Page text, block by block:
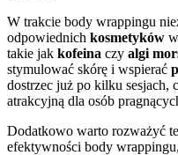
W trakcie body wrappingu
odpowiednich kosmetyków
takie jak kofeina czy algi
stymulować skórę i wspierać
dostrzec już po kilku sesjach,
atrakcyjną dla osób
Dodatkowo warto rozważyć
efektywności body